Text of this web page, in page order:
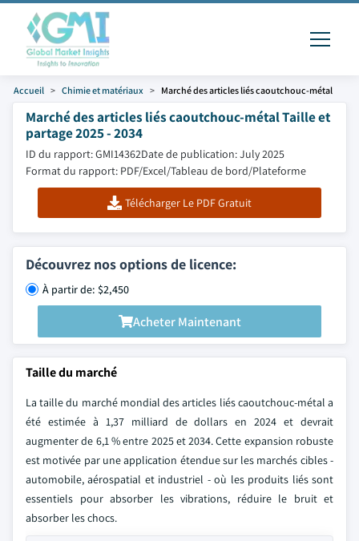
Accueil Chimie et matériaux Marché des articles liés caoutchouc-métal
Marché des articles liés caoutchouc-métal Taille et
partage 2025 - 2034
ID du rapport: GMI14362Date de publication: July 2025
Format du rapport: PDF/Excel/Tableau de bord/Plateforme
Télécharger Le PDF Gratuit
Découvrez nos options de licence:
À partir de: $2,450
Acheter Maintenant
Taille du marché
La taille du marché mondial des articles liés caoutchouc-métal a
été estimée à 1,37 milliard de dollars en 2024 et devrait
augmenter de 6,1 % entre 2025 et 2034. Cette expansion robuste
est motivée par une application étendue sur les marchés cibles -
automobile, aérospatial et industriel - où les produits liés sont
essentiels pour absorber les vibrations, réduire le bruit et
absorber les chocs.